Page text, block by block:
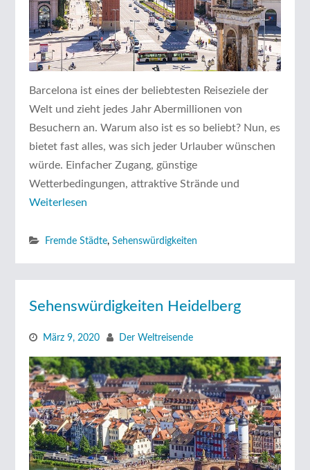
Barcelona ist eines der beliebtesten Reiseziele der
Welt und zieht jedes Jahr Abermillionen von
Besuchern an. Warum also ist es so beliebt? Nun, es
bietet fast alles, was sich jeder Urlauber wünschen
würde. Einfacher Zugang, günstige
Wetterbedingungen, attraktive Strände und
Weiterlesen
Fremde Städte, Sehenswürdigkeiten
Sehenswürdigkeiten Heidelberg
März 9, 2020 Der Weltreisende